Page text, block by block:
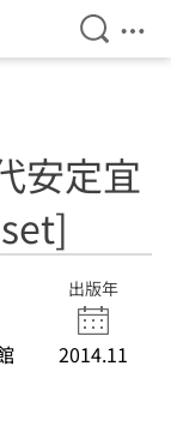
検索を
メ
安定宜
出版年
2014.11